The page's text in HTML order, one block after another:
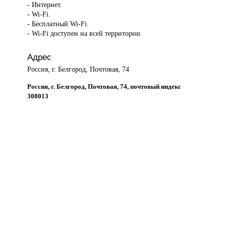
- Интернет.
- Wi-Fi.
- Бесплатный Wi-Fi.
- Wi-Fi доступен на всей территории.
Адрес
Россия, г. Белгород, Почтовая, 74
Россия, г. Белгород, Почтовая, 74, почтовый индекс
308013